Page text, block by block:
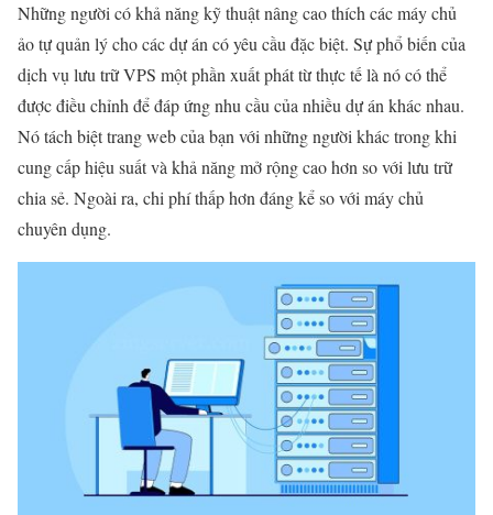
Những người có khả năng kỹ thuật nâng cao thích các máy chủ
ảo tự quản lý cho các dự án có yêu cầu đặc biệt. Sự phổ biến của
dịch vụ lưu trữ VPS một phần xuất phát từ thực tế là nó có thể
được điều chỉnh để đáp ứng nhu cầu của nhiều dự án khác nhau.
Nó tách biệt trang web của bạn với những người khác trong khi
cung cấp hiệu suất và khả năng mở rộng cao hơn so với lưu trữ
chia sẻ. Ngoài ra, chi phí thấp hơn đáng kể so với máy chủ
chuyên dụng.